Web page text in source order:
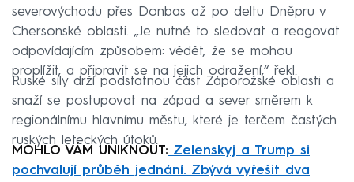
severovýchodu přes Donbas až po deltu Dněpru v
Chersonské oblasti. „Je nutné to sledovat a reagovat
odpovídajícím způsobem: vědět, že se mohou
proplížit, a připravit se na jejich odražení,“ řekl.
Ruské síly drží podstatnou část Záporožské oblasti a
snaží se postupovat na západ a sever směrem k
regionálnímu hlavnímu městu, které je terčem častých
ruských leteckých útoků.
MOHLO VÁM UNIKNOUT: Zelenskyj a Trump si
pochvalují průběh jednání. Zbývá vyřešit dva